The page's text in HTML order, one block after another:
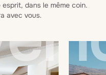
dans le même coin.
avec vous.